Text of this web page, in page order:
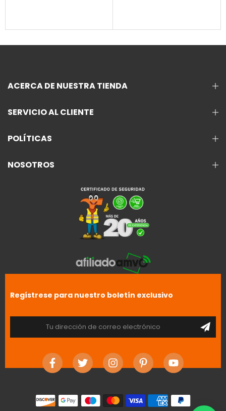
ACERCA DE NUESTRA TIENDA
SERVICIO AL CLIENTE
POLÍTICAS
NOSOTROS
Regístrese para nuestro boletín exclusivo